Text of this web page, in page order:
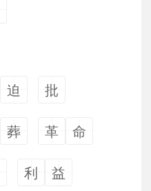
迫 批
葬 革 命
利 益